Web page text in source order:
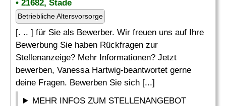
• 21682, Stade
Betriebliche Altersvorsorge
[. .. ] für Sie als Bewerber. Wir freuen uns auf Ihre
Bewerbung Sie haben Rückfragen zur
Stellenanzeige? Mehr Informationen? Jetzt
bewerben, Vanessa Hartwig-beantwortet gerne
deine Fragen. Bewerben Sie sich [...]
MEHR INFOS ZUM STELLENANGEBOT